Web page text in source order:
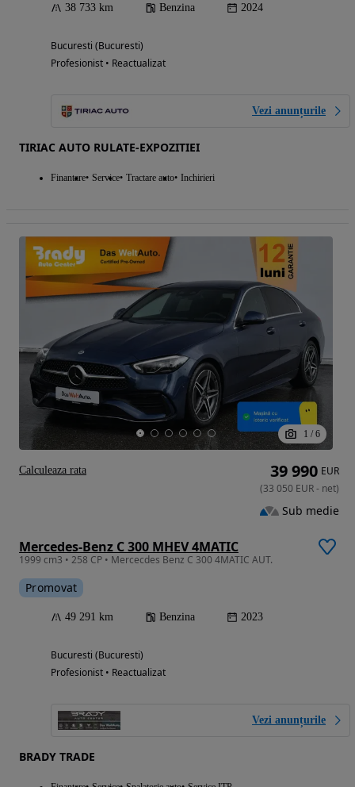
38 733 km Benzina 2024
Bucuresti (Bucuresti)
Profesionist • Reactualizat
Vezi anunțurile
TIRIAC AUTO RULATE-EXPOZITIEI
Finantare Service Tractare auto Inchirieri
1 / 6
Mercedes-Benz C 300 MHEV 4MATIC
1999 cm3 • 258 CP • Mercecdes Benz C 300 4MATIC AUT.
Promovat
49 291 km Benzina 2023
Bucuresti (Bucuresti)
Profesionist • Reactualizat
Vezi anunțurile
BRADY TRADE
39 990 EUR
(33 050 EUR- net)
Sub medie
Calculeaza rata